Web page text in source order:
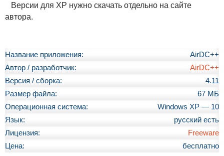
Версии для XP нужно скачать отдельно на сайте
автора.
Название приложения:
AirDC++
Автор / разработчик:
AirDC++
Версия / сборка:
4.11
Размер файла:
67 МБ
Операционная система:
Windows XP — 10
Язык:
русский есть
Лицензия:
Freeware
Цена:
бесплатно